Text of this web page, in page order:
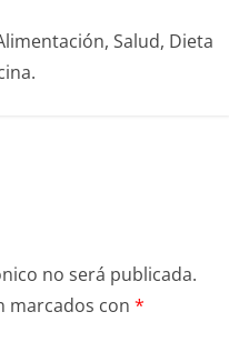
Salud, Dieta
no será publicada.
marcados con *